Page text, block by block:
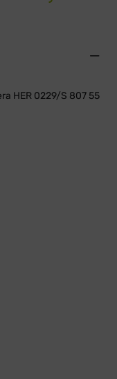
HER 0229/S 807 55